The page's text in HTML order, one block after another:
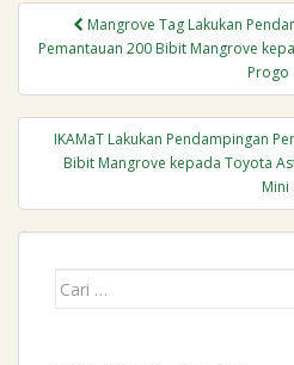
o
k
I
n
p
p
Navigasi
pos
Mangrove Tag Lakukan
Pemantauan 200 Bibit Mangrove
Progo
IKAMaT Lakukan Pendampingan
Bibit Mangrove kepada Toyota
Mini
Mencari: